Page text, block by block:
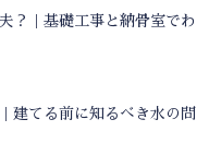
？｜基礎工事と納骨室でわ
建てる前に知るべき水の問